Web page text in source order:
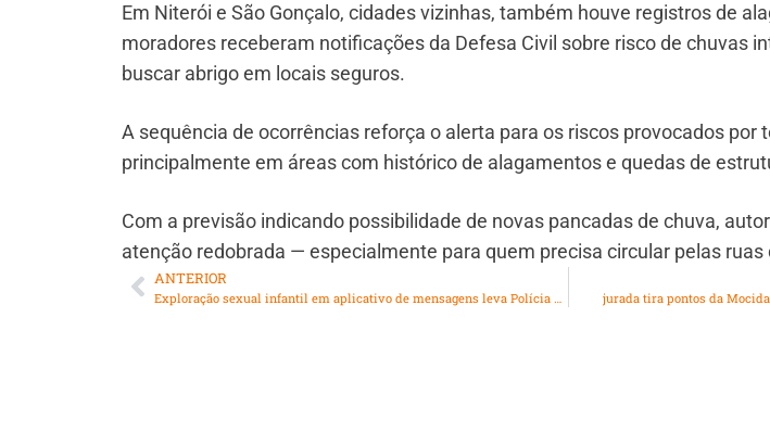
Em Niterói e São Gonçalo, cidades vizinhas, também houve registros de
moradores receberam notificações da Defesa Civil sobre risco de chuvas
buscar abrigo em locais seguros.
A sequência de ocorrências reforça o alerta para os riscos provocados por
principalmente em áreas com histórico de alagamentos e quedas de
Com a previsão indicando possibilidade de novas pancadas de chuva,
atenção redobrada — especialmente para quem precisa circular pelas
ANTERIOR
Exploração sexual infantil em aplicativo de mensagens leva Polícia Civil a agir em Niterói jurada tira pontos da